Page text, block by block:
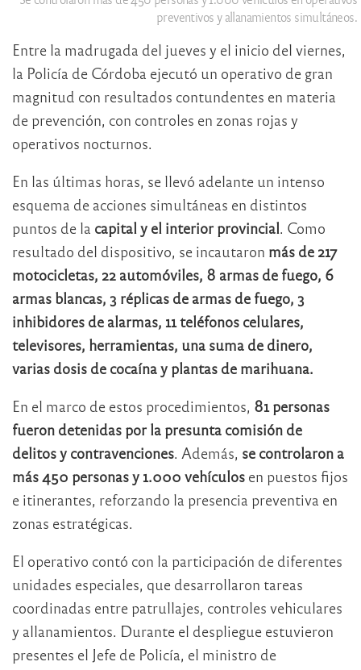
preventivos y allanamientos simultáneos.
Entre la madrugada del jueves y el inicio del viernes,
la Policía de Córdoba ejecutó un operativo de gran
magnitud con resultados contundentes en materia
de prevención, con controles en zonas rojas y
operativos nocturnos.
En las últimas horas, se llevó adelante un intenso
esquema de acciones simultáneas en distintos
puntos de la capital y el interior provincial. Como
resultado del dispositivo, se incautaron más de 217
motocicletas, 22 automóviles, 8 armas de fuego, 6
armas blancas, 3 réplicas de armas de fuego, 3
inhibidores de alarmas, 11 teléfonos celulares,
televisores, herramientas, una suma de dinero,
varias dosis de cocaína y plantas de marihuana.
En el marco de estos procedimientos, 81 personas
fueron detenidas por la presunta comisión de
delitos y contravenciones. Además, se controlaron a
más 450 personas y 1.000 vehículos en puestos fijos
e itinerantes, reforzando la presencia preventiva en
zonas estratégicas.
El operativo contó con la participación de diferentes
unidades especiales, que desarrollaron tareas
coordinadas entre patrullajes, controles vehiculares
y allanamientos. Durante el despliegue estuvieron
presentes el Jefe de Policía, el ministro de